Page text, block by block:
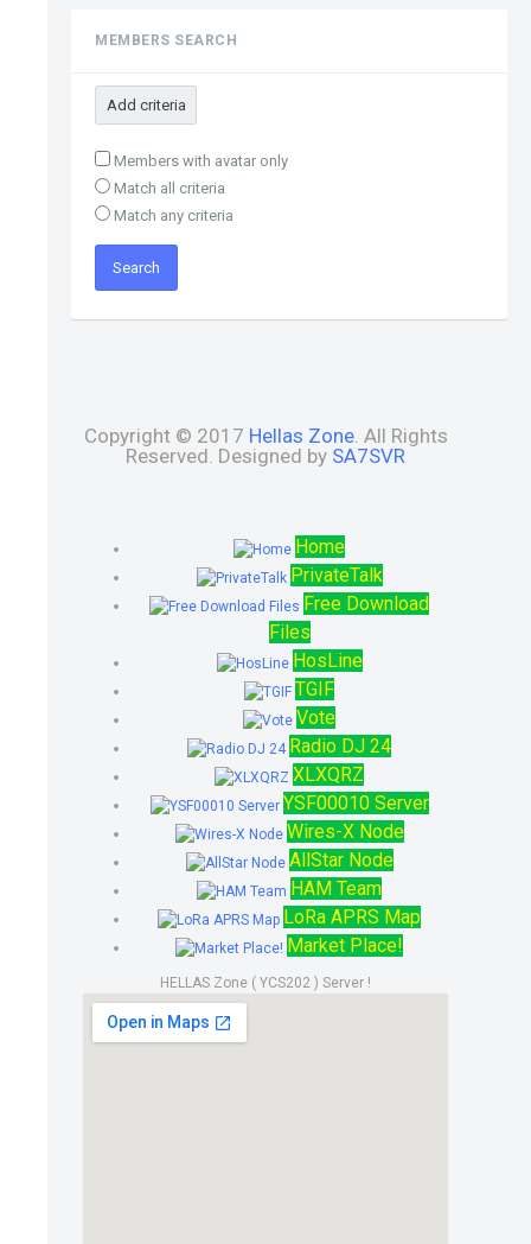
MEMBERS SEARCH
Add criteria
Members with avatar only
Match all criteria
Match any criteria
Copyright © 2017 Hellas Zone. All Rights
Reserved. Designed by SA7SVR
Home
PrivateTalk
Free Download
Files
HosLine
TGIF
Vote
Radio DJ 24
XLXQRZ
YSF00010 Server
Wires-X Node
AllStar Node
HAM Team
LoRa APRS Map
Market Place!
HELLAS Zone ( YCS202 ) Server !